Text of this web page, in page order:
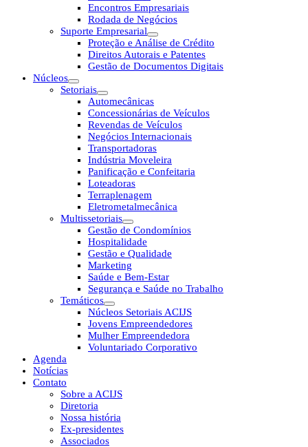
Encontros Empresariais
Rodada de Negócios
Suporte Empresarial
Proteção e Análise de Crédito
Direitos Autorais e Patentes
Gestão de Documentos Digitais
Núcleos
Setoriais
Automecânicas
Concessionárias de Veículos
Revendas de Veículos
Negócios Internacionais
Transportadoras
Indústria Moveleira
Panificação e Confeitaria
Loteadoras
Terraplenagem
Eletrometalmecânica
Multissetoriais
Gestão de Condomínios
Hospitalidade
Gestão e Qualidade
Marketing
Saúde e Bem-Estar
Segurança e Saúde no Trabalho
Temáticos
Núcleos Setoriais ACIJS
Jovens Empreendedores
Mulher Empreendedora
Voluntariado Corporativo
Agenda
Notícias
Contato
Sobre a ACIJS
Diretoria
Nossa história
Ex-presidentes
Associados